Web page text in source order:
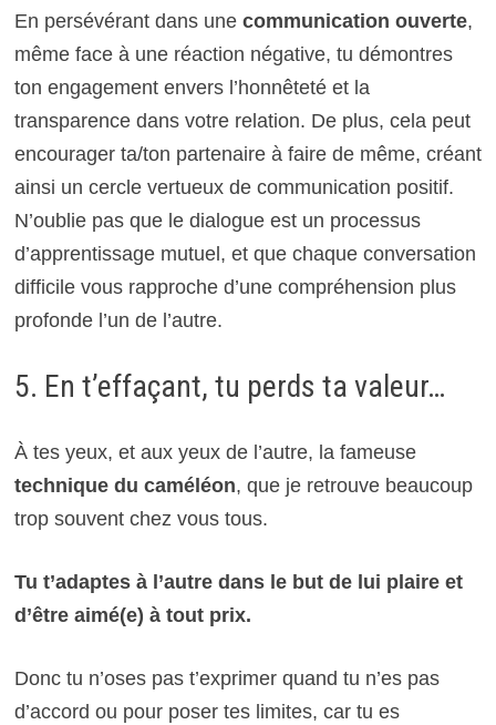
En persévérant dans une communication ouverte,
même face à une réaction négative, tu démontres
ton engagement envers l’honnêteté et la
transparence dans votre relation. De plus, cela peut
encourager ta/ton partenaire à faire de même, créant
ainsi un cercle vertueux de communication positif.
N’oublie pas que le dialogue est un processus
d’apprentissage mutuel, et que chaque conversation
difficile vous rapproche d’une compréhension plus
profonde l’un de l’autre.
5. En t’effaçant, tu perds ta valeur…
À tes yeux, et aux yeux de l’autre, la fameuse
technique du caméléon, que je retrouve beaucoup
trop souvent chez vous tous.
Tu t’adaptes à l’autre dans le but de lui plaire et
d’être aimé(e) à tout prix.
Donc tu n’oses pas t’exprimer quand tu n’es pas
d’accord ou pour poser tes limites, car tu es